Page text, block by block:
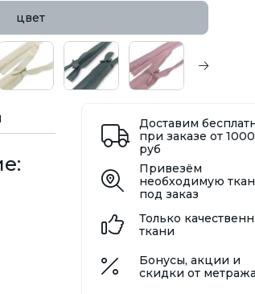
цвет
Доставим
при заказе от
руб
Привезём
необходимую
под заказ
Только
ткани
Бонусы, акции и
скидки от метража